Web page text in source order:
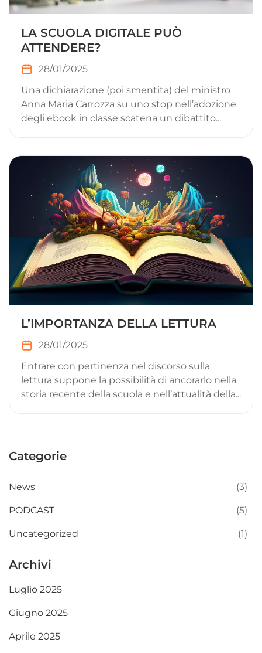
LA SCUOLA DIGITALE PUÒ
ATTENDERE?
28/01/2025
Una dichiarazione (poi smentita) del ministro
Anna Maria Carrozza su uno stop nell’adozione
degli ebook in classe scatena un dibattito...
L’IMPORTANZA DELLA LETTURA
28/01/2025
Entrare con pertinenza nel discorso sulla
lettura suppone la possibilità di ancorarlo nella
storia recente della scuola e nell’attualità della...
Categorie
News (3)
PODCAST (5)
Uncategorized (1)
Archivi
Luglio 2025
Giugno 2025
Aprile 2025